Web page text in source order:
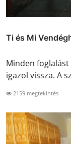
Ti és Mi
Minden foglalást
igazol vissza. A
2159 megtekintés